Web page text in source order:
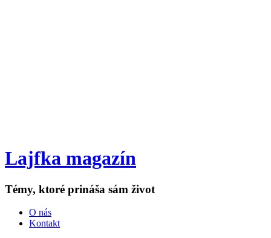
Lajfka magazín
Témy, ktoré prináša sám život
O nás
Kontakt